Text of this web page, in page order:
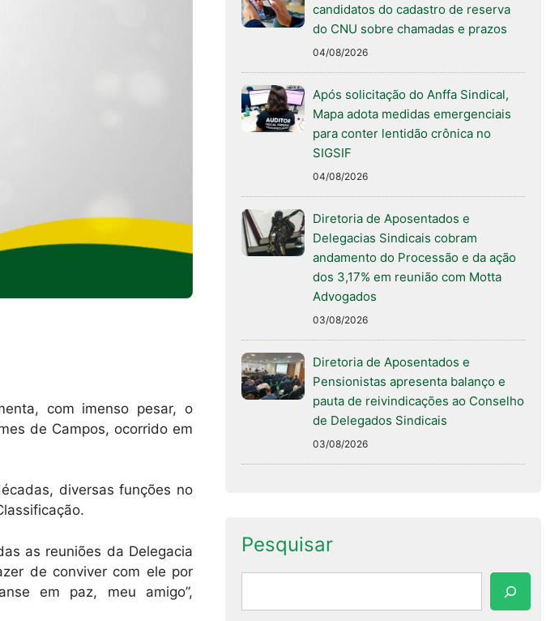
com imenso pesar, o
de Campos, ocorrido em
diversas funções no
as reuniões da Delegacia
de conviver com ele por
em paz, meu amigo”,
candidatos do cadastro de reserva
do CNU sobre chamadas e prazos
04/08/2026
Após solicitação do Anffa Sindical,
Mapa adota medidas emergenciais
para conter lentidão crônica no
SIGSIF
04/08/2026
Diretoria de Aposentados e
Delegacias Sindicais cobram
andamento do Processão e da ação
dos 3,17% em reunião com Motta
Advogados
03/08/2026
Diretoria de Aposentados e
Pensionistas apresenta balanço e
pauta de reivindicações ao Conselho
de Delegados Sindicais
03/08/2026
Pesquisar